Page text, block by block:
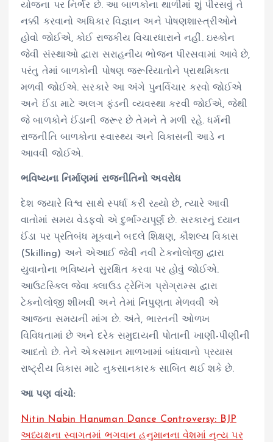
યોજના પર નિર્ભર છે. આ બાળકોના થાળીમાં શું પીરસવું તે
નક્કી કરવાનો અધિકાર વિજ્ઞાન અને પોષણશાસ્ત્રીઓને
હોવો જોઈએ, કોઈ રાજકીય વિચારધારાને નહીં. ઇસ્કોન
જેવી સંસ્થાઓ દ્વારા સરાહનીય ભોજન પીરસવામાં આવે છે,
પરંતુ તેમાં બાળકોની પોષણ જરૂરિયાતોને પ્રાથમિકતા
મળવી જોઈએ. સરકારે આ અંગે પુનર્વિચાર કરવો જોઈએ
અને ઈંડા માટે અલગ ફંડની વ્યવસ્થા કરવી જોઈએ, જેથી
જે બાળકોને ઈંડાની જરૂર છે તેમને તે મળી રહે. ધર્મની
રાજનીતિ બાળકોના સ્વાસ્થ્ય અને વિકાસની આડે ન
આવવી જોઈએ.
ભવિષ્યના નિર્માણમાં રાજનીતિનો અવરોધ
દેશ જ્યારે વિશ્વ સાથે સ્પર્ધા કરી રહ્યો છે, ત્યારે આવી
વાતોમાં સમય વેડફવો એ દુર્ભાગ્યપૂર્ણ છે. સરકારનું ધ્યાન
ઈંડા પર પ્રતિબંધ મૂકવાને બદલે શિક્ષણ, કૌશલ્ય વિકાસ
(Skilling) અને એઆઈ જેવી નવી ટેકનોલોજી દ્વારા
યુવાનોના ભવિષ્યને સુરક્ષિત કરવા પર હોવું જોઈએ.
આઉટસ્કિલ જેવા ક્લાઉડ ટ્રેનિંગ પ્રોગ્રામ્સ દ્વારા
ટેકનોલોજી શીખવી અને તેમાં નિપુણતા મેળવવી એ
આજના સમયની માંગ છે. અંતે, ભારતની ઓળખ
વિવિધતામાં છે અને દરેક સમુદાયની પોતાની ખાણી-પીણીની
આદતો છે. તેને એકસમાન માળખામાં બાંધવાનો પ્રયાસ
રાષ્ટ્રીય વિકાસ માટે નુકસાનકારક સાબિત થઈ શકે છે.
આ પણ વાંચો:
Nitin Nabin Hanuman Dance Controversy: BJP
અધ્યક્ષના સ્વાગતમાં ભગવાન હનુમાનના વેશમાં નૃત્ય પર